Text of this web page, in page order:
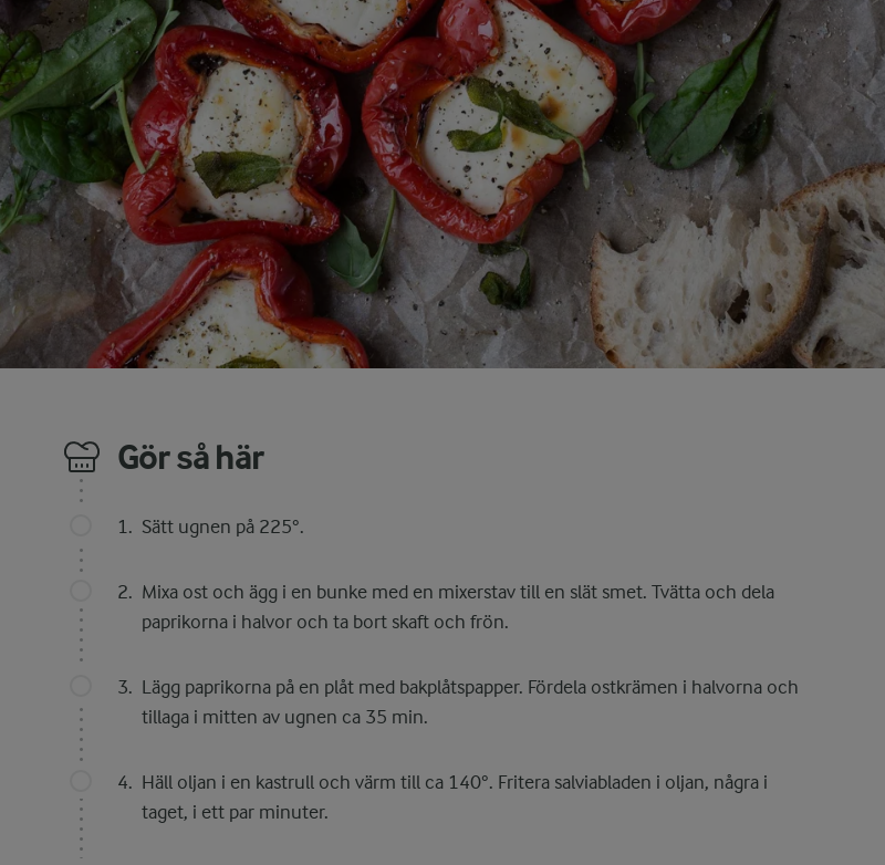
Gör så här
Sätt ugnen på 225°.
Mixa ost och ägg i en bunke med en mixerstav till en slät smet. Tvätta och dela
paprikorna i halvor och ta bort skaft och frön.
Lägg paprikorna på en plåt med bakplåtspapper. Fördela ostkrämen i halvorna och
tillaga i mitten av ugnen ca 35 min.
Häll oljan i en kastrull och värm till ca 140°. Fritera salviabladen i oljan, några i
taget, i ett par minuter.